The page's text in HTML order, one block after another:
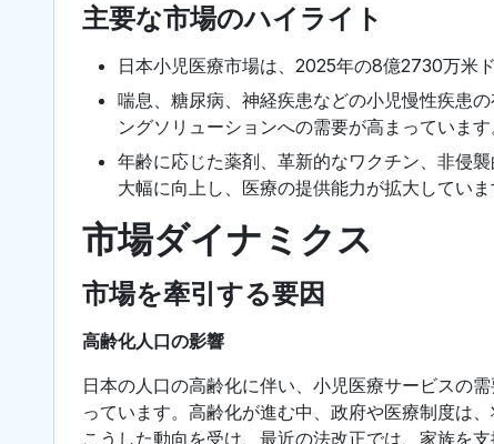
主要な市場のハイライト
日本小児医療市場は、2025年の8億2730万米
喘息、糖尿病、神経疾患などの小児慢性疾患
ングソリューションへの需要が高まっています
年齢に応じた薬剤、革新的なワクチン、非侵
大幅に向上し、医療の提供能力が拡大していま
市場ダイナミクス
市場を牽引する要因
高齢化人口の影響
日本の人口の高齢化に伴い、小児医療サービスの
っています。高齢化が進む中、政府や医療制度は
こうした動向を受け、最近の法改正では、家族を